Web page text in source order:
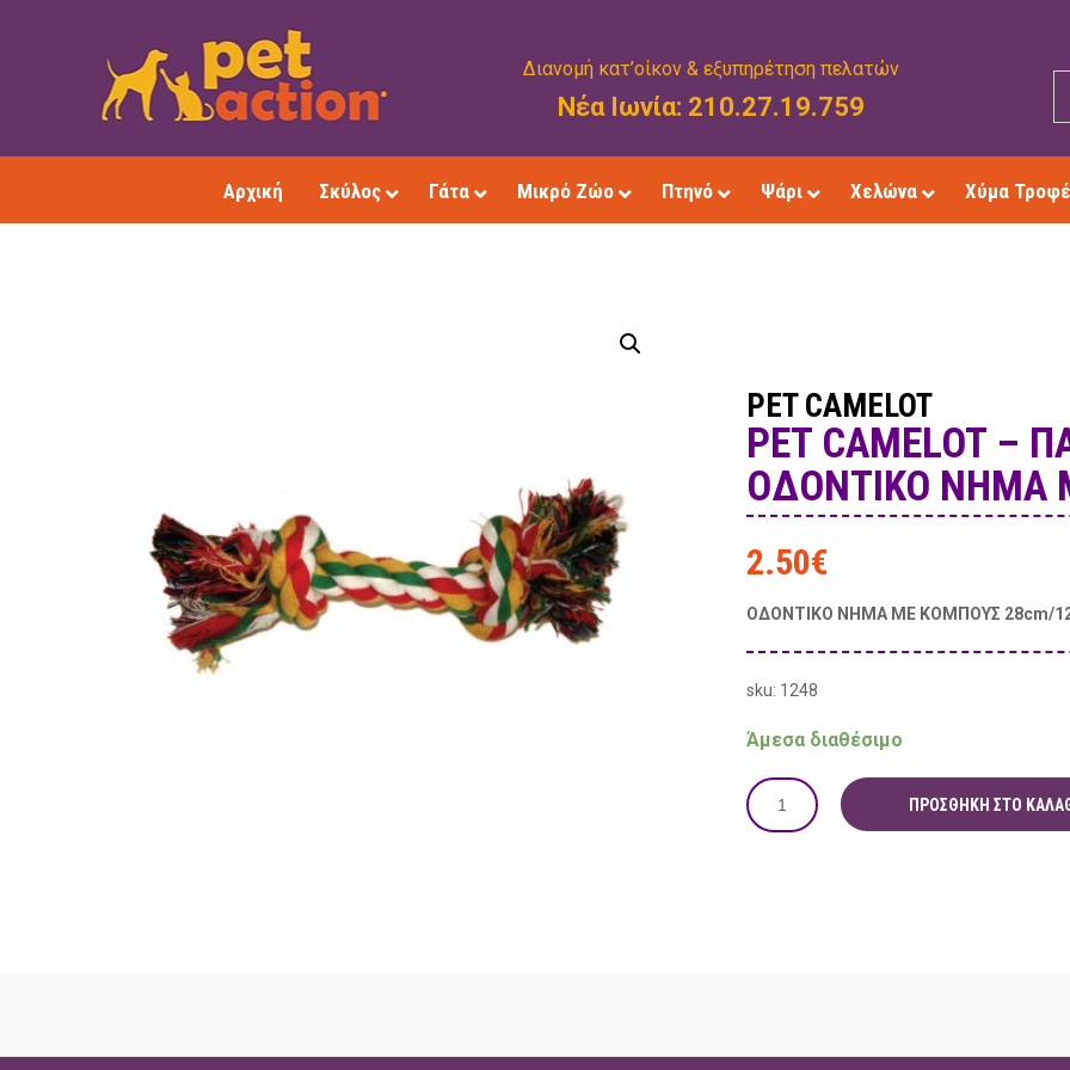
Διανομή κατ’οίκον & εξυπηρέτηση πελατών
Νέα Ιωνία: 210.27.19.759
Αρχική Σκύλος Γάτα Μικρό Ζώο Πτηνό Ψάρι Χελώνα Χύμα
PET CAMELOT
PET CAMELOT –
ΟΔΟΝΤΙΚΌ ΝΉΜΑ
2.50€
ΟΔΟΝΤΙΚΟ ΝΗΜΑ ΜΕ ΚΟΜΠΟΥΣ 28cm/
sku: 1248
Άμεσα διαθέσιμο
ΠΡΟΣΘΉΚΗ ΣΤΟ